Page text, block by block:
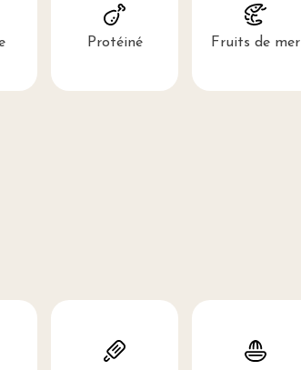
Protéiné Fruits de mer